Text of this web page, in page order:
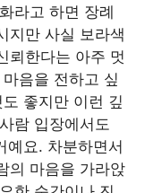
라고 하면 장례
지만 사실 보라색
뢰한다는 아주 멋
음을 전하고 싶
좋지만 이런 깊
람 입장에서도
예요. 차분하면서
의 마음을 가라앉